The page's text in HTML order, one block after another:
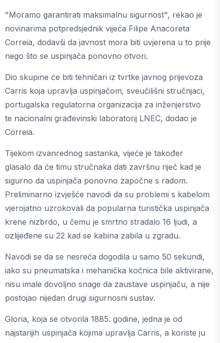
"Moramo garantirati maksimalnu sigurnost", rekao je
novinarima potpredsjednik vijeća Filipe Anacoreta
Correia, dodavši da javnost mora biti uvjerena u to prije
nego što se uspinjača ponovno otvori.
Dio skupine će biti tehničari iz tvrtke javnog prijevoza
Carris koja upravlja uspinjačom, sveučilišni stručnjaci,
portugalska regulatorna organizacija za inženjerstvo
te nacionalni građevinski laboratorij LNEC, dodao je
Correia.
Tijekom izvanrednog sastanka, vijeće je također
glasalo da će timu stručnaka dati završnu riječ kad je
sigurno da uspinjača ponovno započne s radom.
Preliminarno izvješće navodi da su problemi s kabelom
vjerojatno uzrokovali da popularna turistička uspinjača
krene nizbrdo, u čemu je smrtno stradalo 16 ljudi, a
ozlijeđene su 22 kad se kabina zabila u zgradu.
Navodi se da se nesreća dogodila u samo 50 sekundi,
iako su pneumatska i mehanička kočnica bile aktivirane,
nisu imale dovoljno snage da zaustave uspinjaču, a nije
postojao nijedan drugi sigurnosni sustav.
Gloria, koja se otvorila 1885. godine, jedna je od
najstarijih uspinjača kojima upravlja Carris, a koriste ju